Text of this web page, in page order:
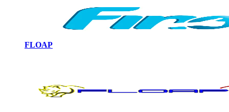
FLOAP